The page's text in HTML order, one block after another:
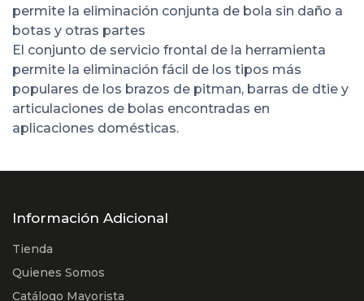
permite la eliminación conjunta de bola sin daño a
botas y otras partes
El conjunto de servicio frontal de la herramienta
permite la eliminación fácil de los tipos más
populares de los brazos de pitman, barras de dtie y
articulaciones de bolas encontradas en
aplicaciones domésticas.
Información Adicional
Tienda
Quienes Somos
Catálogo Mayorista